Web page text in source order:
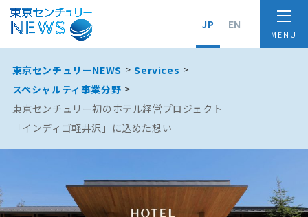
JP EN
東京センチュリーNEWS
Services
スペシャルティ事業分野
東京センチュリー初のホテル経営プロジェクト
「インディゴ軽井沢」に込めた想い